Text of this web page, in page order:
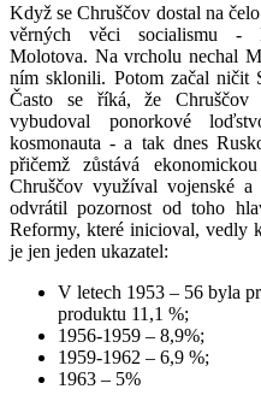
Když se Chruščov dostal na
věrných věci socialismu -
Molotova. Na vrcholu nechal
ním sklonili. Potom začal ničit
Často se říká, že Chruščov
vybudoval ponorkové
kosmonauta - a tak dnes
přičemž zůstává
Chruščov využíval vojenské a
odvrátil pozornost od toho
Reformy, které inicioval, vedly
je jen jeden ukazatel:
V letech 1953 – 56 byla
produktu 11,1 %;
1956-1959 – 8,9%;
1959-1962 – 6,9 %;
1963 – 5%